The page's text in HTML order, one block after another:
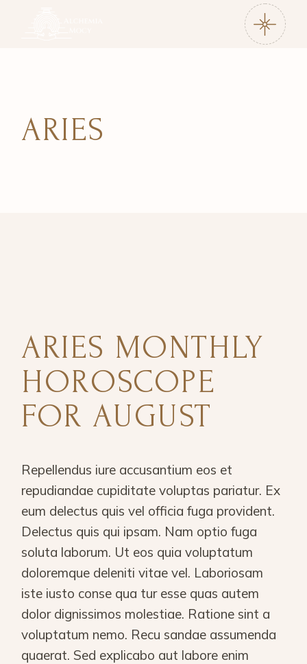
ARIES
ARIES MONTHLY
HOROSCOPE
FOR AUGUST
Repellendus iure accusantium eos et
repudiandae cupiditate voluptas pariatur. Ex
eum delectus quis vel officia fuga provident.
Delectus quis qui ipsam. Nam optio fuga
soluta laborum. Ut eos quia voluptatum
doloremque deleniti vitae vel. Laboriosam
iste iusto conse qua tur esse quas autem
dolor dignissimos molestiae. Ratione sint a
voluptatum nemo. Recu sandae assumenda
quaerat. Sed explicabo aut labore enim